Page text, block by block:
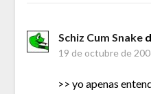
Schiz Cum Snake
19 de octubre de
>> yo apenas